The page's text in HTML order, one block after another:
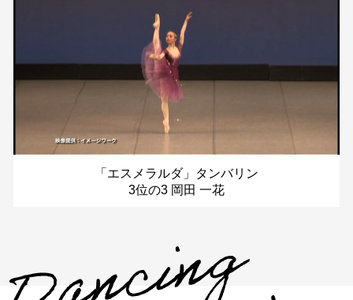
「エスメラルダ」タンバリン
3位の3 岡田 一花